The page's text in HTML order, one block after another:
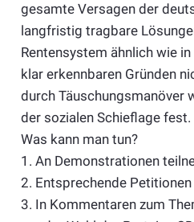
gesamte Versagen der
langfristig tragbare
Rentensystem ähnlich wie
klar erkennbaren Gründen
durch Täuschungsmanöver
der sozialen Schieflage fest.
Was kann man tun?
1. An Demonstrationen
2. Entsprechende
3. In Kommentaren zum